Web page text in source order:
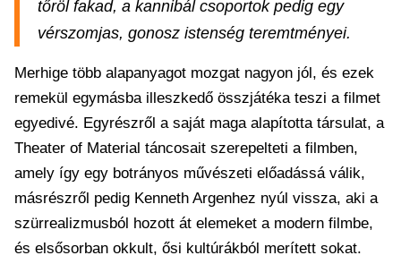
tőröl fakad, a kannibál csoportok pedig egy
vérszomjas, gonosz istenség teremtményei.
Merhige több alapanyagot mozgat nagyon jól, és ezek
remekül egymásba illeszkedő összjátéka teszi a filmet
egyedivé. Egyrészről a saját maga alapította társulat, a
Theater of Material táncosait szerepelteti a filmben,
amely így egy botrányos művészeti előadássá válik,
másrészről pedig Kenneth Argenhez nyúl vissza, aki a
szürrealizmusból hozott át elemeket a modern filmbe,
és elsősorban okkult, ősi kultúrákból merített sokat.